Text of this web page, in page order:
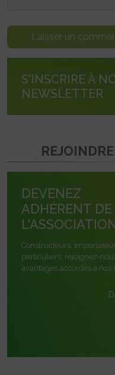
S'INSCRIRE À
NEWSLETTER
DEVENEZ
ADHÉRENT DE
L'ASSOCIATION
Constructeurs,
particuliers, rejoignez-
avantages accordés à nos